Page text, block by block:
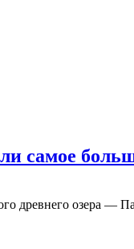
самое
древнего озера —